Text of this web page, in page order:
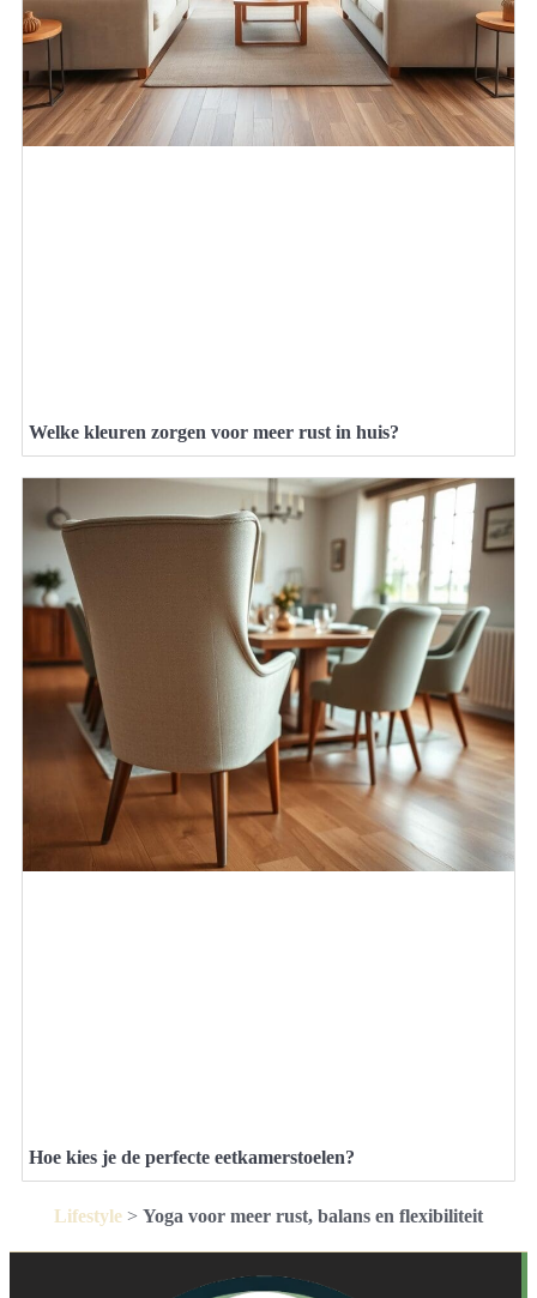
Welke kleuren zorgen voor meer rust in huis?
Hoe kies je de perfecte eetkamerstoelen?
Lifestyle > Yoga voor meer rust, balans en flexibiliteit